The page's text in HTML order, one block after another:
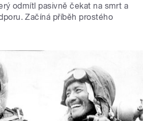
odmítl pasivně čekat na smrt a
Začíná příběh prostého